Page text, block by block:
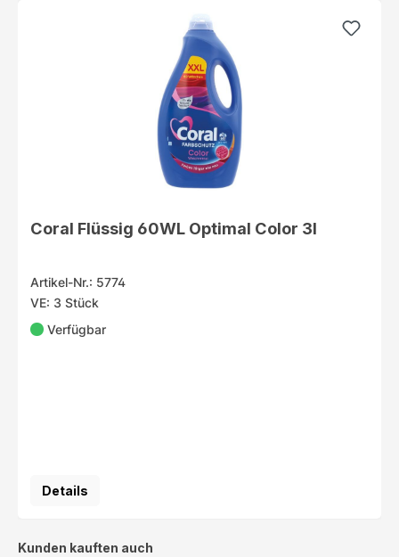
Coral Flüssig 60WL Optimal Color 3l
Artikel-Nr.: 5774
VE: 3 Stück
Verfügbar
Details
Produktgalerie überspringen
Kunden kauften auch